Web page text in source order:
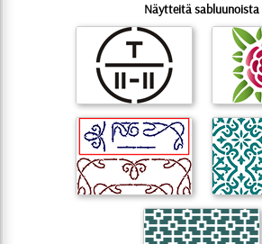
Näytteitä sabluunoista